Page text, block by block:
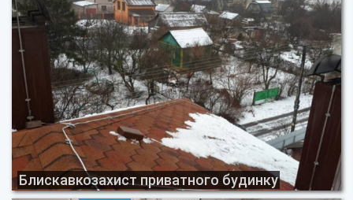
Блискавкозахист приватного будинку